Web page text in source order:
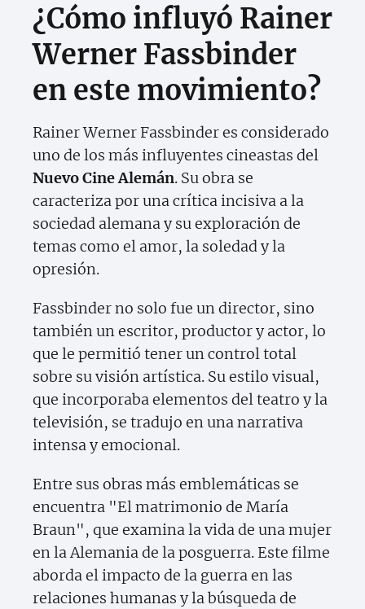
¿Cómo influyó Rainer
Werner Fassbinder
en este movimiento?
Rainer Werner Fassbinder es considerado
uno de los más influyentes cineastas del
Nuevo Cine Alemán. Su obra se
caracteriza por una crítica incisiva a la
sociedad alemana y su exploración de
temas como el amor, la soledad y la
opresión.
Fassbinder no solo fue un director, sino
también un escritor, productor y actor, lo
que le permitió tener un control total
sobre su visión artística. Su estilo visual,
que incorporaba elementos del teatro y la
televisión, se tradujo en una narrativa
intensa y emocional.
Entre sus obras más emblemáticas se
encuentra "El matrimonio de María
Braun", que examina la vida de una mujer
en la Alemania de la posguerra. Este filme
aborda el impacto de la guerra en las
relaciones humanas y la búsqueda de